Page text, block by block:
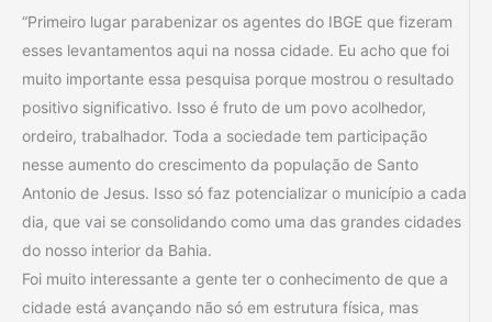
“Primeiro lugar parabenizar os agentes do IBGE que fizeram
esses levantamentos aqui na nossa cidade. Eu acho que foi
muito importante essa pesquisa porque mostrou o resultado
positivo significativo. Isso é fruto de um povo acolhedor,
ordeiro, trabalhador. Toda a sociedade tem participação
nesse aumento do crescimento da população de Santo
Antonio de Jesus. Isso só faz potencializar o município a cada
dia, que vai se consolidando como uma das grandes cidades
do nosso interior da Bahia.
Foi muito interessante a gente ter o conhecimento de que a
cidade está avançando não só em estrutura física, mas